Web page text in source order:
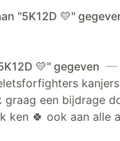
"5K12D 💛"
💛" gegeven —
een bijdrage
ken 🍀 ook aan alle